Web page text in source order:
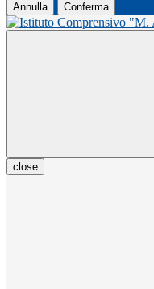
Annulla Conferma
close